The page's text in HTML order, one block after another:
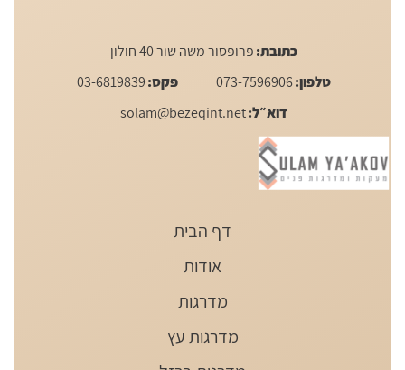
כתובת:פרופסור משה שור 40 חולון
טלפון:073-7596906 פקס:03-6819839
דוא״ל:solam@bezeqint.net
דף הבית
אודות
מדרגות
מדרגות עץ